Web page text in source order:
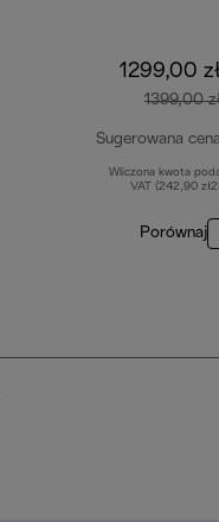
1299,00
1399,00
Sugerowana
Wliczona kwota
VAT (242,90
Porównaj